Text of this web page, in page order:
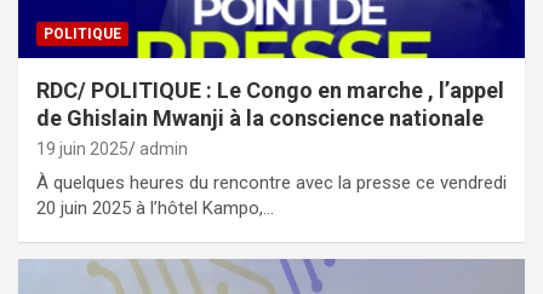
POLITIQUE
RDC/ POLITIQUE : Le Congo en marche , l’appel
de Ghislain Mwanji à la conscience nationale
19 juin 2025 admin
À quelques heures du rencontre avec la presse ce vendredi
20 juin 2025 à l’hôtel Kampo,…